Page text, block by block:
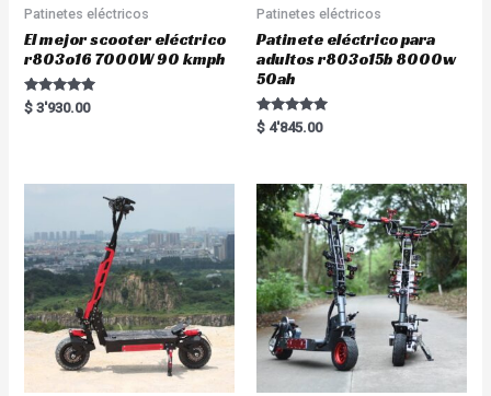
Patinetes eléctricos
El mejor scooter eléctrico
r803o16 7000W 90 kmph
Rated
5.00
$ 3'930.00
Patinetes eléctricos
Patinete eléctrico para
adultos r803o15b 8000w
50ah
Rated
5.00
$ 4'845.00